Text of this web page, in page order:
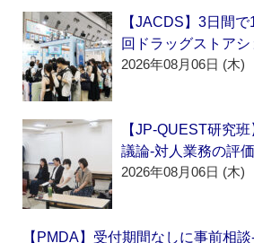
【JACDS】3日間
回ドラッグストアシ
2026年08月06日 (木)
【JP-QUEST研究
議論‐対人業務の評
2026年08月06日 (木)
【PMDA】受付期間なしに事前相